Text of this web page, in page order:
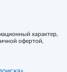
характер,
офертой,